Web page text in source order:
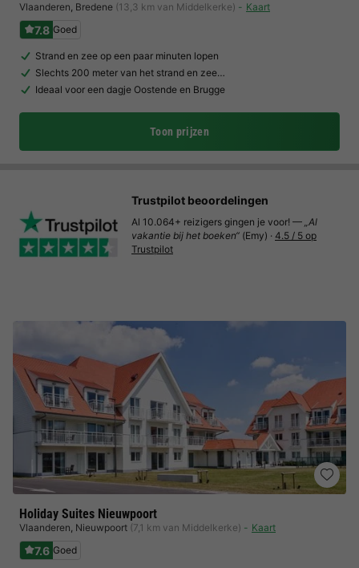
Vlaanderen, Bredene (13,3 km van Middelkerke) Kaart
7.8 Goed
Strand en zee op een paar minuten lopen
Slechts 200 meter van het strand en zee…
Ideaal voor een dagje Oostende en Brugge
Toon prijzen
Holiday Suites Nieuwpoort
Vlaanderen, Nieuwpoort (7,1 km van Middelkerke) Kaart
7.6 Goed
Trustpilot beoordelingen
Al 10.064+ reizigers gingen je voor! — „Al
vakantie bij het boeken“ (Emy) · 4.5 / 5 op
Trustpilot